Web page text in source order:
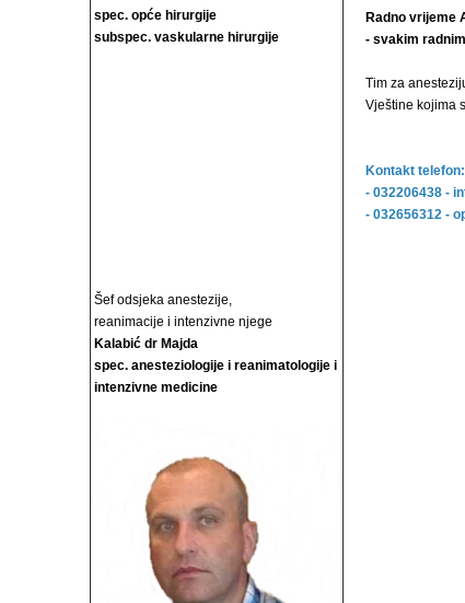
spec. opće hirurgije
subspec. vaskularne hirurgije
Šef odsjeka anestezije,
reanimacije i intenzivne njege
Kalabić dr Majda
spec. anesteziologije i reanimatologije i
intenzivne medicine
Radno vrijeme
- svakim
Tim za
Vještine kojima
Kontakt telefon:
- 032206438 -
- 032656312 -